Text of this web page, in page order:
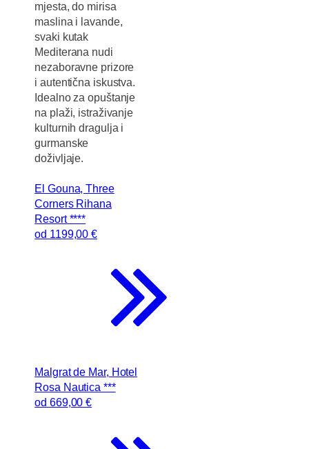
mjesta, do mirisa
maslina i lavande,
svaki kutak
Mediterana nudi
nezaboravne prizore
i autentična iskustva.
Idealno za opuštanje
na plaži, istraživanje
kulturnih dragulja i
gurmanske
doživljaje.
El Gouna, Three
Corners Rihana
Resort ****
od 1199,00 €
Malgrat de Mar, Hotel
Rosa Nautica ***
od 669,00 €